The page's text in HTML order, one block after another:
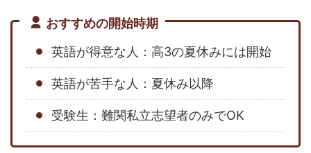
おすすめの開始時期
英語が得意な人：高3の夏休みには開始
英語が苦手な人：夏休み以降
受験生：難関私立志望者のみでOK